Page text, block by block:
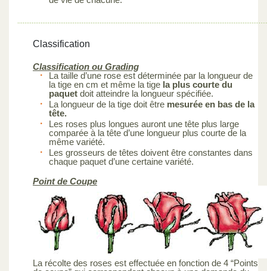
Classification
Classification ou Grading
La taille d’une rose est déterminée par la longueur de
la tige en cm et même la tige la plus courte du
paquet doit atteindre la longueur spécifiée.
La longueur de la tige doit être mesurée en bas de la
tête.
Les roses plus longues auront une tête plus large
comparée à la tête d’une longueur plus courte de la
même variété.
Les grosseurs de têtes doivent être constantes dans
chaque paquet d’une certaine variété.
Point de Coupe
La récolte des roses est effectuée en fonction de 4 “Points